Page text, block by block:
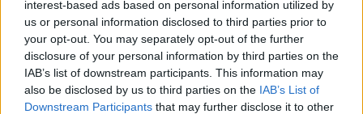
interest-based ads based on personal information utilized by
us or personal information disclosed to third parties prior to
your opt-out. You may separately opt-out of the further
disclosure of your personal information by third parties on the
IAB’s list of downstream participants. This information may
also be disclosed by us to third parties on the IAB’s List of
Downstream Participants that may further disclose it to other
e-cars.hu - 2025-03-13 2 hozzászólás
„Wow! Ez gyönyörű!” – mondta Trump.